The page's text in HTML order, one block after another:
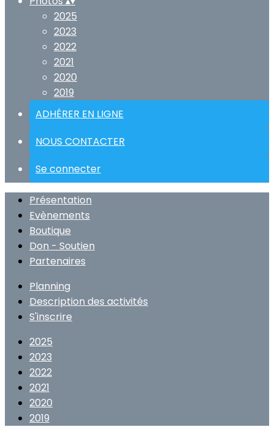
2025
2023
2022
2021
2020
2019
ADHÉRER EN LIGNE
NOUS CONTACTER
Se connecter
Présentation
Evènements
Boutique
Don - Soutien
Partenaires
Planning
Description des activités
S'inscrire
2025
2023
2022
2021
2020
2019